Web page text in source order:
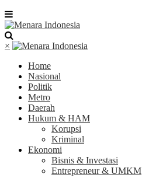
×
Home
Nasional
Politik
Metro
Daerah
Hukum & HAM
Korupsi
Kriminal
Ekonomi
Bisnis & Investasi
Entrepreneur & UMKM